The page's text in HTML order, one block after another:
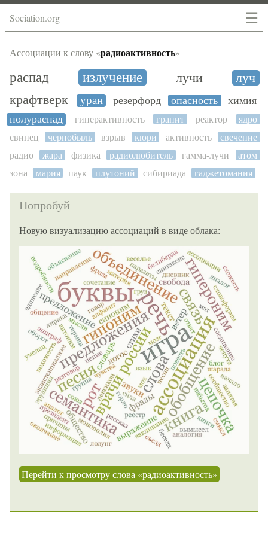
☰
Sociation.org
Ассоциации к слову «радиоактивность»
распад излучение лучи
луч
крафтверк
уран резерфорд опасность
химия
полураспад
гиперактивность гранит реактор
ядро
свинец
чернобыль взрыв кюри активность
свечение
радио
жара физика радиолюбитель гамма-лучи
атом
зона
мария паук плутоний сибириада гаджетомания
Попробуй
Новую визуализацию ассоциаций в виде облака:
Перейти к просмотру слова «радиоактивность»